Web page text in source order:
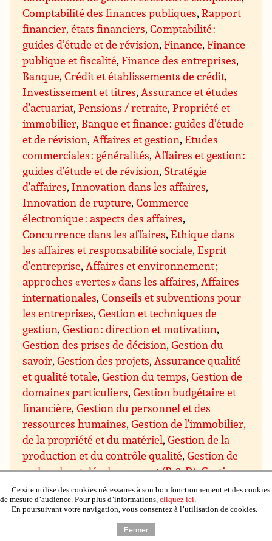
Comptabilité des finances publiques,Rapport
financier, états financiers,Comptabilité :
guides d’étude et de révision,Finance,Finance
publique et fiscalité,Finance des entreprises,
Banque,Crédit et établissements de crédit,
Investissement et titres,Assurance et études
d’actuariat,Pensions / retraite,Propriété et
immobilier, Banque et finance : guides d’étude
et de révision,Affaires et gestion,Etudes
commerciales : généralités,Affaires et gestion :
guides d’étude et de révision, Stratégie
d’affaires, Innovation dans les affaires,
Innovation de rupture,Commerce
électronique : aspects des affaires,
Concurrence dans les affaires,Ethique dans
les affaires et responsabilité sociale,Esprit
d’entreprise,Affaires et environnement ;
approches « vertes » dans les affaires,Affaires
internationales,Conseils et subventions pour
les entreprises,Gestion et techniques de
gestion,Gestion : direction et motivation,
Gestion des prises de décision,Gestion du
savoir,Gestion des projets,Assurance qualité
et qualité totale,Gestion du temps,Gestion de
domaines particuliers,Gestion budgétaire et
financière,Gestion du personnel et des
ressources humaines,Gestion de l’immobilier,
de la propriété et du matériel,Gestion de la
production et du contrôle qualité,Gestion de
recherche et développement (R & D),Gestion
des ventes et marketing,Gestion des achats et
des approvisionnements,Gestion de la
distribution et de la logistique
Communication et présentation
Ce site utilise des cookies nécessaires à son bon fonctionnement et des cookies
de mesure d’audience. Pour plus d’informations, cliquez ici.
En poursuivant votre navigation, vous consentez à l’utilisation de cookies.
Fermer